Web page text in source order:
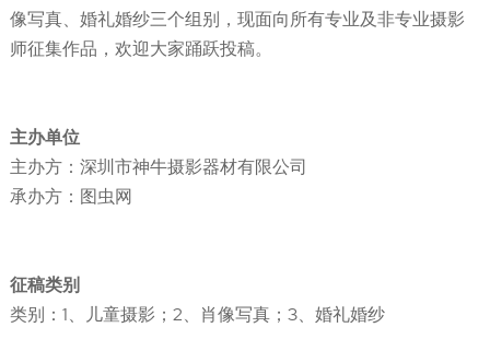
像写真、婚礼婚纱三个组别，现面向所有专业及非专业摄影
师征集作品，欢迎大家踊跃投稿。
主办单位
主办方：深圳市神牛摄影器材有限公司
承办方：图虫网
征稿类别
类别：1、儿童摄影；2、肖像写真；3、婚礼婚纱